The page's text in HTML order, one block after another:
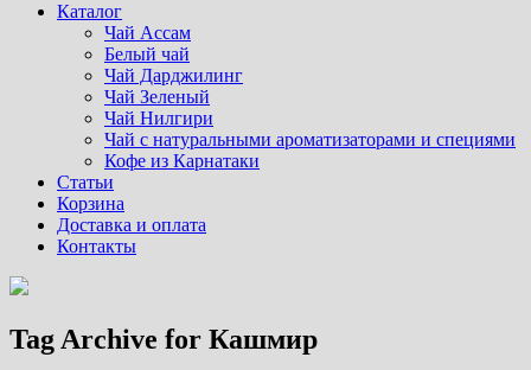
Каталог
Чай Ассам
Белый чай
Чай Дарджилинг
Чай Зеленый
Чай Нилгири
Чай с натуральными ароматизаторами и специями
Кофе из Карнатаки
Статьи
Корзина
Доставка и оплата
Контакты
Tag Archive for Кашмир